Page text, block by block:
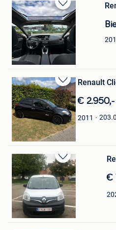
Bewaren
in
Mijn
Favorieten
Rida
Lommel
Bewaren
in
Mijn
Favorieten
Renault
€ 2.950,-
2011
vincentski
Soumagne
Bewaren
in
Mijn
Favorieten
€
john hermans
Borgloon